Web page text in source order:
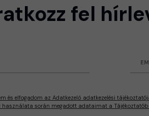
fel
és elfogadom az Adatkezelő adatkezelési
használata során megadott adataimat a